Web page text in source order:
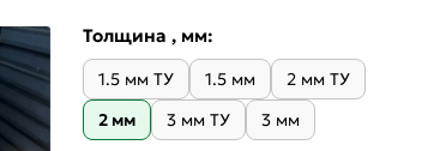
Толщина , мм:
1.5 мм ТУ 1.5 мм
2 мм ТУ
2 мм
3 мм ТУ 3 мм